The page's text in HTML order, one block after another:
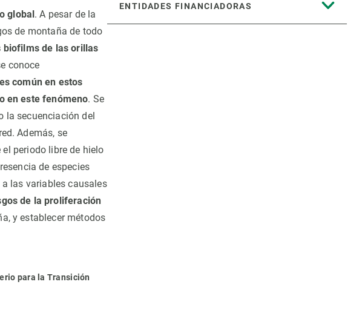
ENTIDADES FINANCIADORAS
global. A pesar de la
de montaña de todo
biofilms de las orillas
conoce
común en estos
en este fenómeno. Se
la secuenciación del
Además, se
periodo libre de hielo
de especies
las variables causales
de la proliferación
y establecer métodos
para la Transición